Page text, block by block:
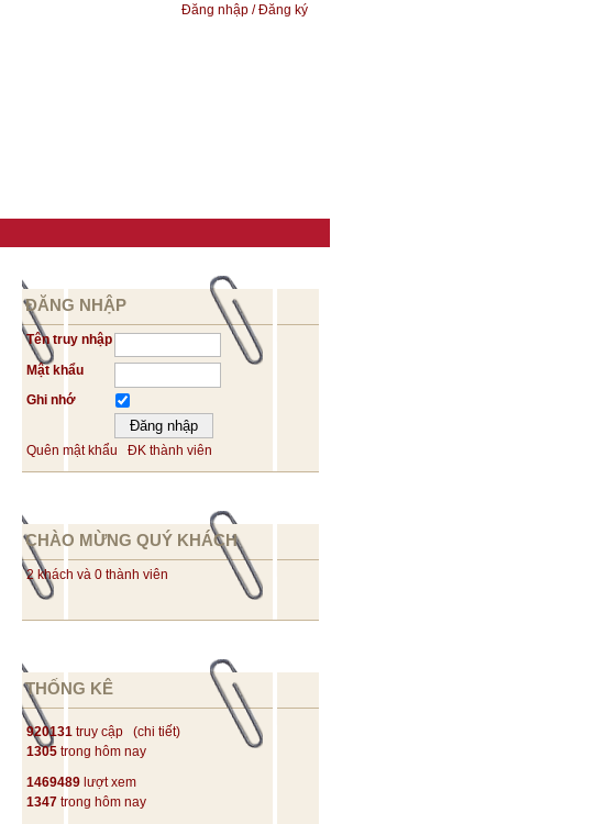
Đăng nhập / Đăng ký
ĐĂNG NHẬP
Tên truy nhập
Mật khẩu
Ghi nhớ
Quên mật khẩu ĐK thành viên
CHÀO MỪNG QUÝ KHÁCH
2 khách và 0 thành viên
THỐNG KÊ
920131 truy cập (chi tiết)
1305 trong hôm nay
1469489 lượt xem
1347 trong hôm nay